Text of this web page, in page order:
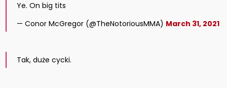
Ye. On big tits
— Conor McGregor (@TheNotoriousMMA) March 31, 2021
Tak, duże cycki.